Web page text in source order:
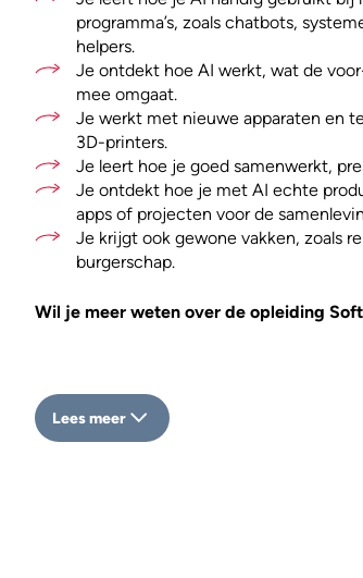
programma’s, zoals chatbots,
helpers.
Je ontdekt hoe AI werkt, wat de
mee omgaat.
Je werkt met nieuwe apparaten en
3D-printers.
Je leert hoe je goed samenwerkt,
Je ontdekt hoe je met AI echte
apps of projecten voor de
Je krijgt ook gewone vakken, zoals
burgerschap.
Wil je meer weten over de opleiding
Lees meer